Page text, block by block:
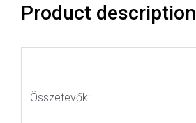
Product description
Összetevők: